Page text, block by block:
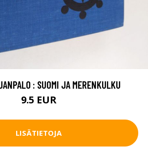
: SUOMI JA MERENKULKU
9.5 EUR
LISÄTIETOJA